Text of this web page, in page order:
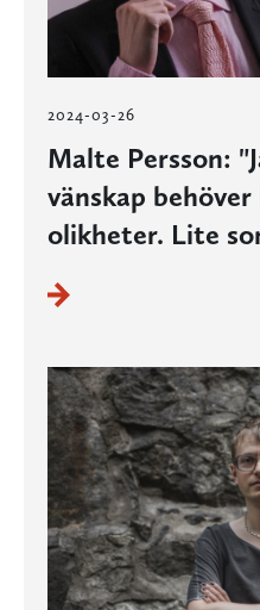
2024-03-26
Malte Persson:
vänskap
olikheter. Lite